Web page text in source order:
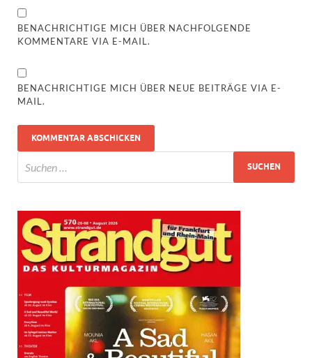
BENACHRICHTIGE MICH ÜBER NACHFOLGENDE
KOMMENTARE VIA E-MAIL.
BENACHRICHTIGE MICH ÜBER NEUE BEITRÄGE VIA E-
MAIL.